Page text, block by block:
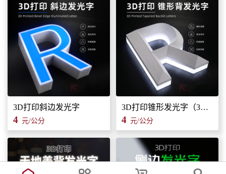
3D打印斜边发光字
4 元/公分
3D打印锥形发光字（3维立体字）
4 元/公分